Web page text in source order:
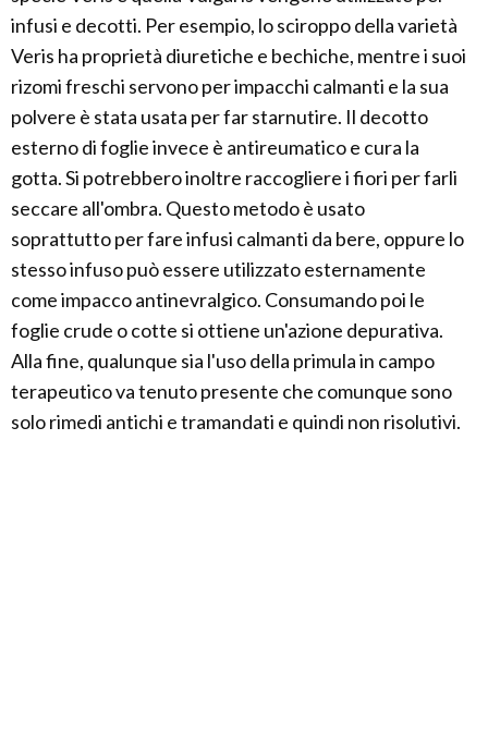
infusi e decotti. Per esempio, lo sciroppo della varietà
Veris ha proprietà diuretiche e bechiche, mentre i suoi
rizomi freschi servono per impacchi calmanti e la sua
polvere è stata usata per far starnutire. Il decotto
esterno di foglie invece è antireumatico e cura la
gotta. Si potrebbero inoltre raccogliere i fiori per farli
seccare all'ombra. Questo metodo è usato
soprattutto per fare infusi calmanti da bere, oppure lo
stesso infuso può essere utilizzato esternamente
come impacco antinevralgico. Consumando poi le
foglie crude o cotte si ottiene un'azione depurativa.
Alla fine, qualunque sia l'uso della primula in campo
terapeutico va tenuto presente che comunque sono
solo rimedi antichi e tramandati e quindi non risolutivi.